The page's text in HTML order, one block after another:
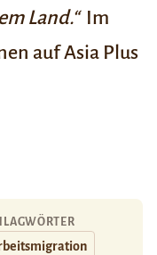
Land.“ Im
aufAsia Plus